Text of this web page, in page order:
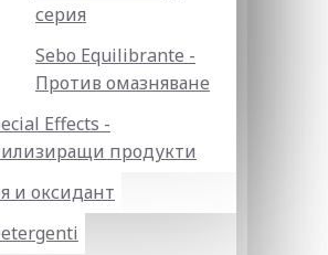
серия
Sebo Equilibrante -
Против омазняване
Effects -
продукти
и оксидант